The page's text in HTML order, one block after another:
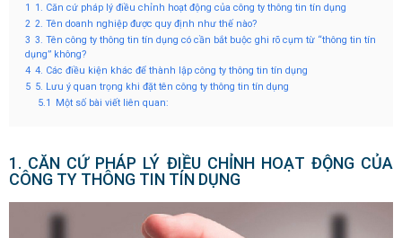
1
1. Căn cứ pháp lý điều chỉnh hoạt động của công ty thông tin tín dụng
2 2. Tên doanh nghiệp được quy định như thế nào?
3 3. Tên công ty thông tin tín dụng có cần bắt buộc ghi rõ cụm từ “thông tin tín
dụng” không?
4 4. Các điều kiện khác để thành lập công ty thông tin tín dụng
5 5. Lưu ý quan trọng khi đặt tên công ty thông tin tín dụng
5.1
Một số bài viết liên quan:
1. CĂN CỨ PHÁP LÝ ĐIỀU CHỈNH HOẠT ĐỘNG CỦA
CÔNG TY THÔNG TIN TÍN DỤNG